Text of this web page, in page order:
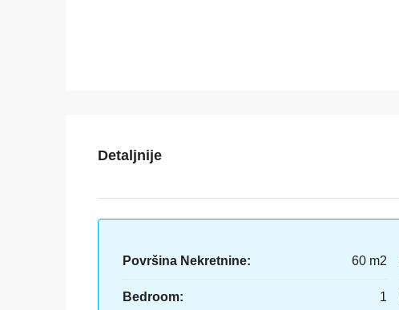
Detaljnije
Površina Nekretnine: 60 m2
Bedroom: 1